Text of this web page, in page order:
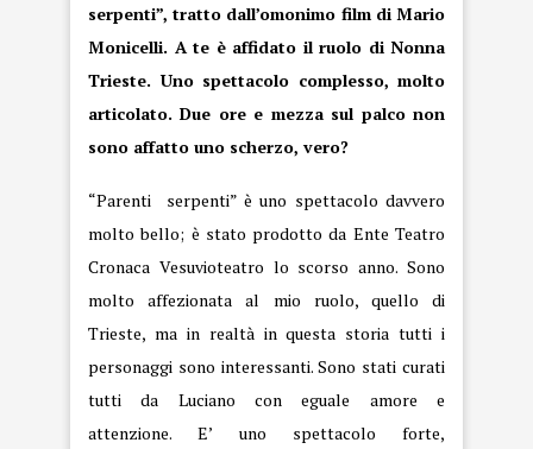
serpenti”, tratto dall’omonimo film di Mario
Monicelli. A te è affidato il ruolo di Nonna
Trieste. Uno spettacolo complesso, molto
articolato. Due ore e mezza sul palco non
sono affatto uno scherzo, vero?
“Parenti serpenti” è uno spettacolo davvero
molto bello; è stato prodotto da Ente Teatro
Cronaca Vesuvioteatro lo scorso anno. Sono
molto affezionata al mio ruolo, quello di
Trieste, ma in realtà in questa storia tutti i
personaggi sono interessanti. Sono stati curati
tutti da Luciano con eguale amore e
attenzione. E’ uno spettacolo forte,